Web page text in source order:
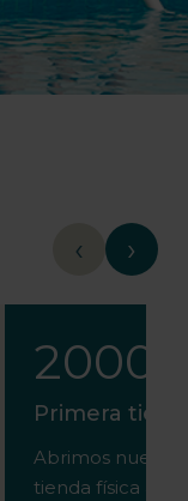
‹ ›
2000
Primera
Abrimos
tienda física a